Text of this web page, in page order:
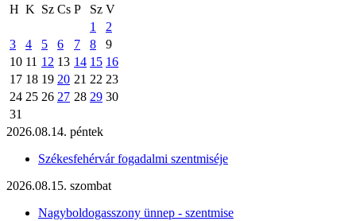
H K Sz Cs P Sz V
1
2
3
4 5 6 7 8
9
10 11 12 13 14 15 16
17 18 19 20 21 22 23
24 25 26 27 28 29 30
31
2026.08.14. péntek
Székesfehérvár fogadalmi szentmiséje
2026.08.15. szombat
Nagyboldogasszony ünnep - szentmise